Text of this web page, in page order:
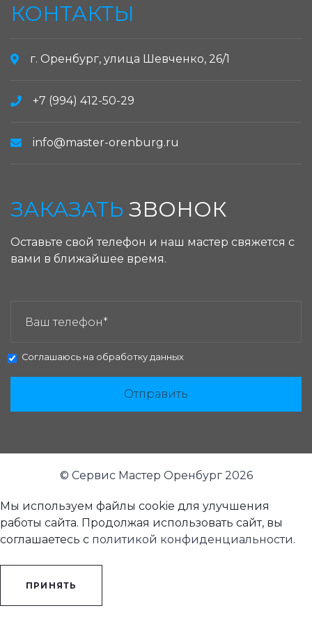
КОНТАКТЫ
г. Оренбург, улица Шевченко, 26/1
+7 (994) 412-50-29
info@master-orenburg.ru
ЗАКАЗАТЬ ЗВОНОК
Оставьте свой телефон и наш мастер свяжется с
вами в ближайшее время.
Соглашаюсь на обработку данных
Отправить
© Сервис Мастер Оренбург 2026
Мы используем файлы cookie для улучшения
работы сайта. Продолжая использовать сайт, вы
соглашаетесь с политикой конфиденциальности.
ПРИНЯТЬ